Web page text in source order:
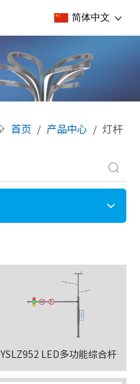
简体中文
首页 / 产品中心 / 灯杆
YSLZ952 LED多功能综合杆